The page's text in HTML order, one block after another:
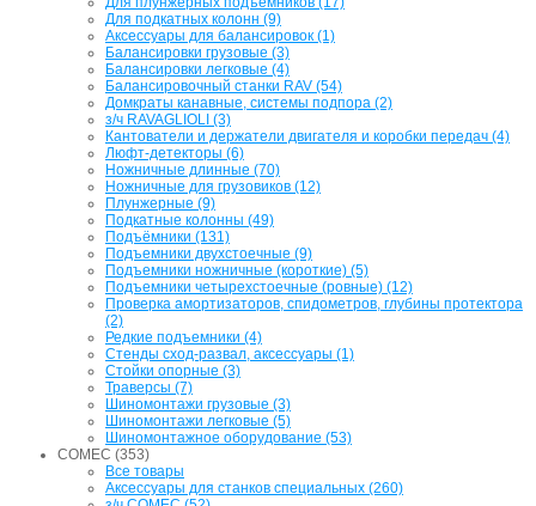
Для подкатных колонн (9)
Аксессуары для балансировок (1)
Балансировки грузовые (3)
Балансировки легковые (4)
Балансировочный станки RAV (54)
Домкраты канавные, системы подпора (2)
з/ч RAVAGLIOLI (3)
Кантователи и держатели двигателя и коробки передач (4)
Люфт-детекторы (6)
Ножничные длинные (70)
Ножничные для грузовиков (12)
Плунжерные (9)
Подкатные колонны (49)
Подъёмники (131)
Подъемники двухстоечные (9)
Подъемники ножничные (короткие) (5)
Подъемники четырехстоечные (ровные) (12)
Проверка амортизаторов, спидометров, глубины протектора
(2)
Редкие подъемники (4)
Стенды сход-развал, аксессуары (1)
Стойки опорные (3)
Траверсы (7)
Шиномонтажи грузовые (3)
Шиномонтажи легковые (5)
Шиномонтажное оборудование (53)
COMEC (353)
Все товары
Аксессуары для станков специальных (260)